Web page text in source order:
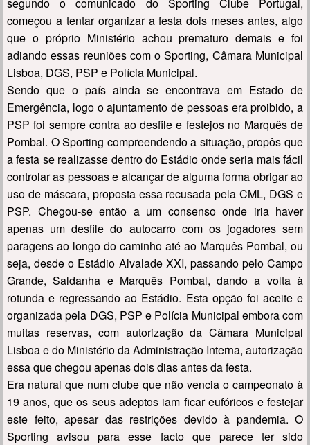
começou a tentar organizar a festa dois meses antes, algo
que o próprio Ministério achou prematuro demais e foi
adiando essas reuniões com o Sporting, Câmara Municipal
Lisboa, DGS, PSP e Polícia Municipal.
Sendo que o país ainda se encontrava em Estado de
Emergência, logo o ajuntamento de pessoas era proibido, a
PSP foi sempre contra ao desfile e festejos no Marquês de
Pombal. O Sporting compreendendo a situação, propôs que
a festa se realizasse dentro do Estádio onde seria mais fácil
controlar as pessoas e alcançar de alguma forma obrigar ao
uso de máscara, proposta essa recusada pela CML, DGS e
PSP. Chegou-se então a um consenso onde iria haver
apenas um desfile do autocarro com os jogadores sem
paragens ao longo do caminho até ao Marquês Pombal, ou
seja, desde o Estádio Alvalade XXI, passando pelo Campo
Grande, Saldanha e Marquês Pombal, dando a volta à
rotunda e regressando ao Estádio. Esta opção foi aceite e
organizada pela DGS, PSP e Polícia Municipal embora com
muitas reservas, com autorização da Câmara Municipal
Lisboa e do Ministério da Administração Interna, autorização
essa que chegou apenas dois dias antes da festa.
Era natural que num clube que não vencia o campeonato à
19 anos, que os seus adeptos iam ficar eufóricos e festejar
este feito, apesar das restrições devido à pandemia. O
Sporting avisou para esse facto que parece ter sido